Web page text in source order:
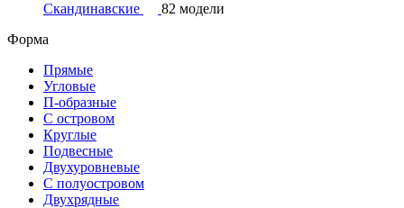
Скандинавские
82 модели
Форма
Прямые
Угловые
П-образные
С островом
Круглые
Подвесные
Двухуровневые
С полуостровом
Двухрядные